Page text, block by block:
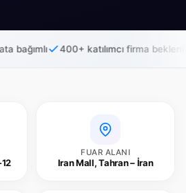
400+ katılımcı firma bekleniyor
FUAR ALANI
Iran Mall, Tahran – İran